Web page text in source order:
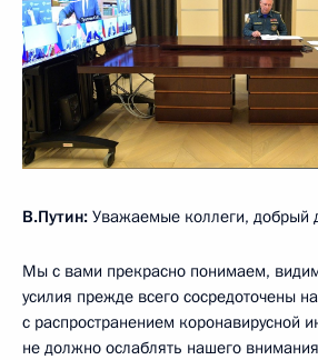
В.Путин: Уважаемые коллеги, добрый
Мы с вами прекрасно понимаем,
усилия прежде всего сосредоточены
с распространением коронавирусной
не должно ослаблять нашего